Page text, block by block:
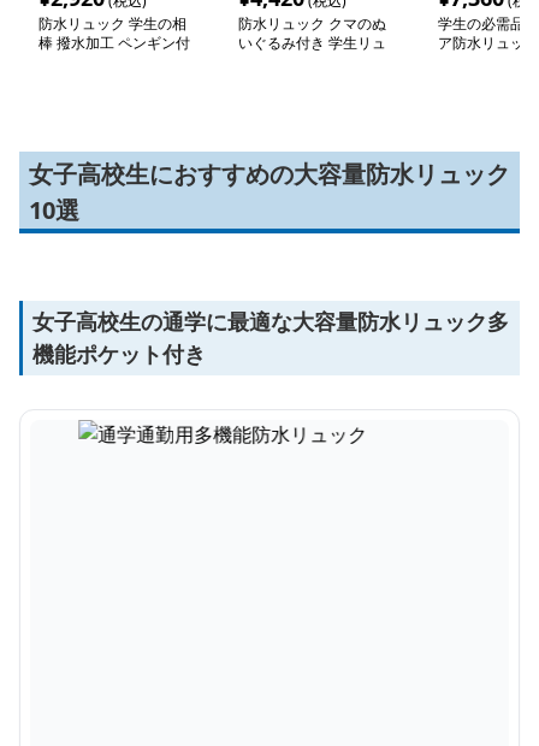
防水リュック 学生の相
棒 撥水加工 ペンギン付
防水リュック クマのぬ
いぐるみ付き 学生リュ
学生の必需品
ア防水リュック
女子高校生におすすめの大容量防水リュック
10選
女子高校生の通学に最適な大容量防水リュック多
機能ポケット付き